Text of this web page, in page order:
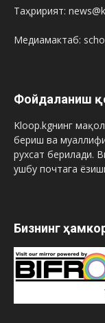
Таҳририят:
Медиамактаб:
Фойдаланиш
Kloop.kgнинг
бериш ва
рухсат берилади.
ушбу почтага
Бизнинг